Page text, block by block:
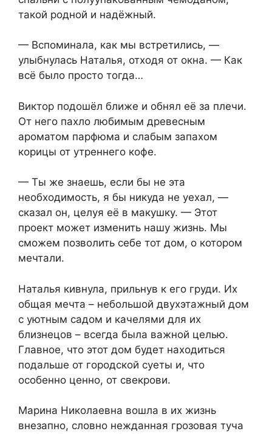
такой родной и надёжный.
— Вспоминала, как мы встретились, —
улыбнулась Наталья, отходя от окна. — Как
всё было просто тогда…
Виктор подошёл ближе и обнял её за плечи.
От него пахло любимым древесным
ароматом парфюма и слабым запахом
корицы от утреннего кофе.
— Ты же знаешь, если бы не эта
необходимость, я бы никуда не уехал, —
сказал он, целуя её в макушку. — Этот
проект может изменить нашу жизнь. Мы
сможем позволить себе тот дом, о котором
мечтали.
Наталья кивнула, прильнув к его груди. Их
общая мечта – небольшой двухэтажный дом
с уютным садом и качелями для их
близнецов – всегда была важной целью.
Главное, что этот дом будет находиться
подальше от городской суеты и, что
особенно ценно, от свекрови.
Марина Николаевна вошла в их жизнь
внезапно, словно нежданная грозовая туча